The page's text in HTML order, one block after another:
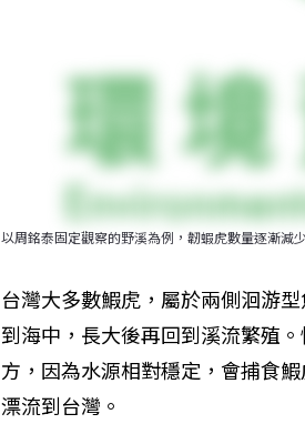
以周銘泰固定觀察的野溪為例，韌蝦虎數量逐漸減
台灣大多數鰕虎，屬於兩側洄游
到海中，長大後再回到溪流繁殖
方，因為水源相對穩定，會捕食
漂流到台灣。